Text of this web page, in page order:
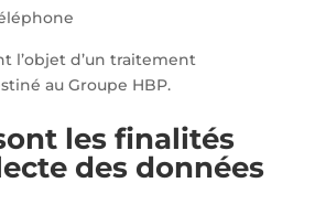
l’objet d’un traitement
au Groupe HBP.
les finalités
des données